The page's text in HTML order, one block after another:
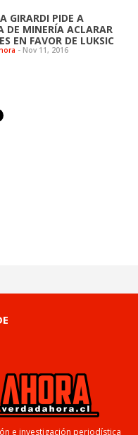
GIRARDI PIDE A
DE MINERÍA ACLARAR
EN FAVOR DE LUKSIC
- Nov 11, 2016
e investigación periodística